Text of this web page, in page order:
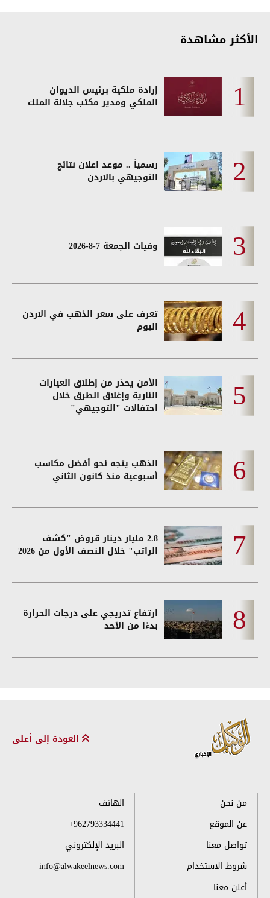
الأكثر مشاهدة
إرادة ملكية برئيس الديوان
الملكي ومدير مكتب جلالة الملك
رسمياً .. موعد اعلان نتائج
التوجيهي بالاردن
وفيات الجمعة 7-8-2026
تعرف على سعر الذهب في الاردن
اليوم
الأمن يحذر من إطلاق العيارات
النارية وإغلاق الطرق خلال
احتفالات "التوجيهي"
الذهب يتجه نحو أفضل مكاسب
أسبوعية منذ كانون الثاني
2.8 مليار دينار قروض "كشف
الراتب" خلال النصف الأول من 2026
ارتفاع تدريجي على درجات الحرارة
بدءًا من الأحد
العودة إلى أعلى
من نحن
عن الموقع
تواصل معنا
شروط الاستخدام
أعلن معنا
الهاتف
+962793334441
البريد الإلكتروني
info@alwakeelnews.com